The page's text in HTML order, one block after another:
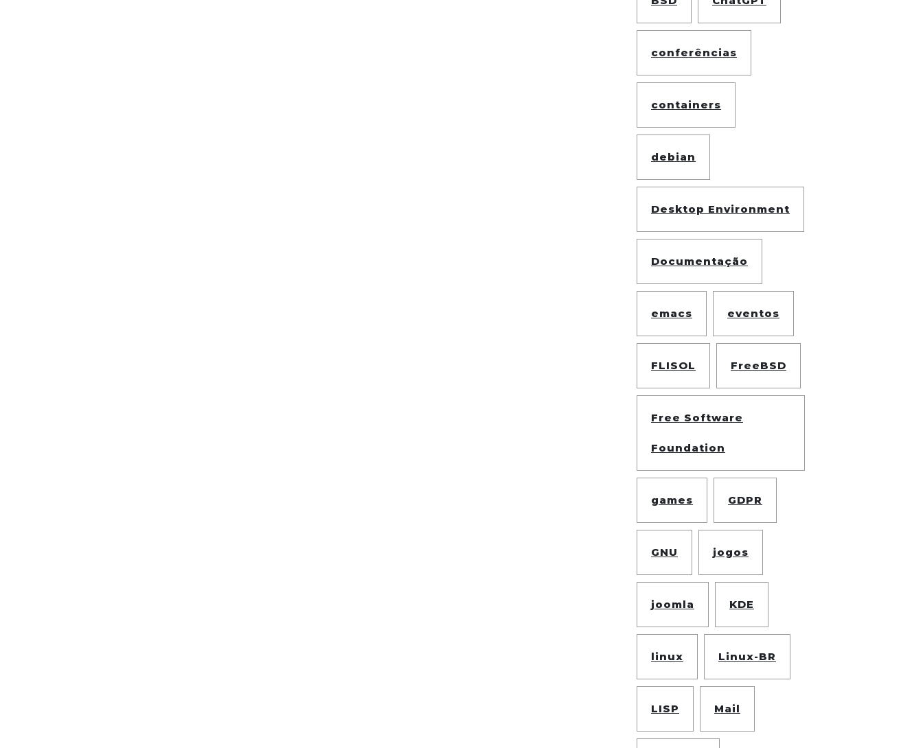
conferências
containers
debian
Desktop Environment
Documentação
emacs eventos
FLISOL FreeBSD
Free Software
Foundation
games GDPR
GNU jogos
joomla KDE
linux Linux-BR
LISP Mail